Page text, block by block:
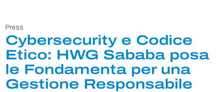
Press
Cybersecurity e Codice
Etico: HWG Sababa posa
le Fondamenta per una
Gestione Responsabile